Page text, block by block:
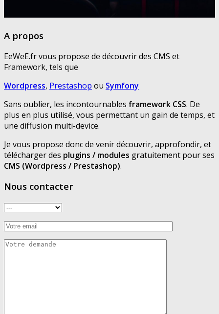
A propos
EeWeE.fr vous propose de découvrir des CMS et
Framework, tels que
Wordpress, Prestashop ou Symfony
Sans oublier, les incontournables framework CSS. De
plus en plus utilisé, vous permettant un gain de temps, et
une diffusion multi-device.
Je vous propose donc de venir découvrir, approfondir, et
télécharger des plugins / modules gratuitement pour ses
CMS (Wordpress / Prestashop).
Nous contacter